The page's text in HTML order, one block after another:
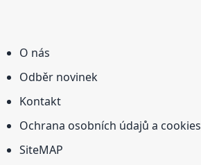
O nás
Odběr novinek
Kontakt
Ochrana osobních údajů a cookies
SiteMAP